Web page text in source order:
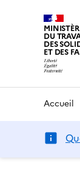
DU
DES
ET DES
Accueil